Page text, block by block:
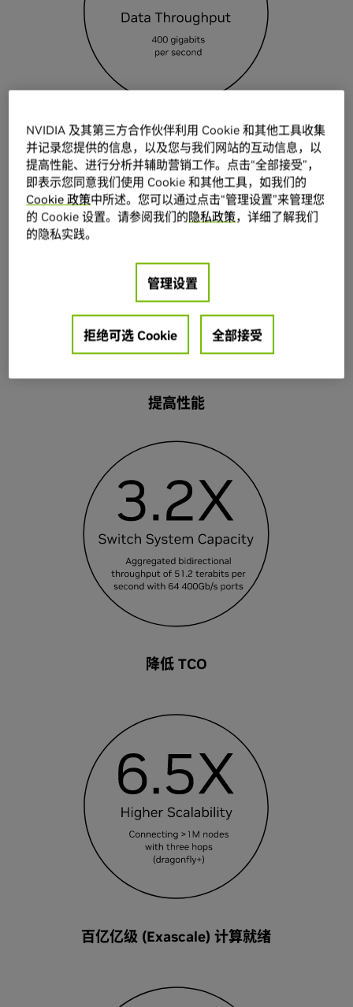
数据速度
提高性能
降低 TCO
百亿亿级 (Exascale) 计算就绪
NVIDIA 及其第三方合作伙伴利用 Cookie 和其他工具收集
并记录您提供的信息，以及您与我们网站的互动信息，以
提高性能、进行分析并辅助营销工作。点击“全部接受”，
即表示您同意我们使用 Cookie 和其他工具，如我们的
Cookie 政策中所述。您可以通过点击“管理设置”来管理您
的 Cookie 设置。请参阅我们的隐私政策，详细了解我们
的隐私实践。
管理设置
拒绝可选 Cookie 全部接受